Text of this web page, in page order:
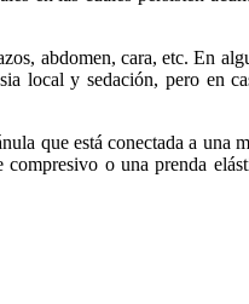
abdomen, cara, etc.En
local y sedación, pero en
que está conectada a una
o una prenda